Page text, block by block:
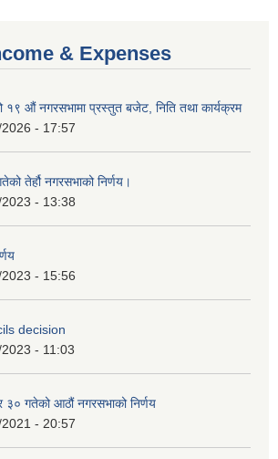
& Expenses
औं नगरसभामा प्रस्तुत बजेट, निति तथा कार्यक्रम
- 17:57
तेर्हौ नगरसभाको निर्णय।
- 13:38
- 15:56
decision
- 11:03
३० गतेको आठौं नगरसभाको निर्णय
- 20:57